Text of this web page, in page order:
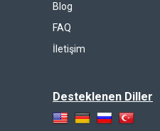
Blog
FAQ
İletişim
Desteklenen Diller